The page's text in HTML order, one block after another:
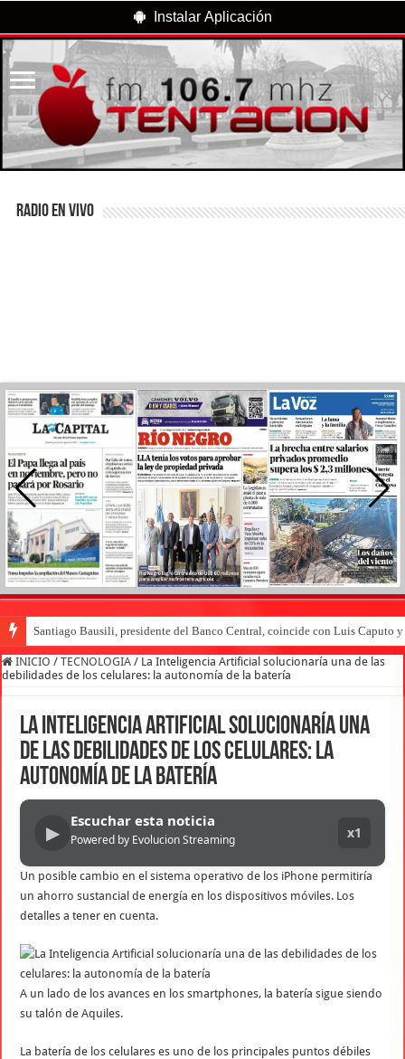
Instalar Aplicación
RADIO EN VIVO
Santiago Bausili, presidente del Banco Central, coincide con Luis Caputo
INICIO / TECNOLOGIA / La Inteligencia Artificial solucionaría una de las
debilidades de los celulares: la autonomía de la batería
La Inteligencia Artificial solucionaría una
de las debilidades de los celulares: la
autonomía de la batería
▶
Escuchar esta noticia
Powered by Evolucion Streaming x1
Un posible cambio en el sistema operativo de los iPhone permitiría
un ahorro sustancial de energía en los dispositivos móviles. Los
detalles a tener en cuenta.
A un lado de los avances en los smartphones, la batería sigue siendo
su talón de Aquiles.
La batería de los celulares es uno de los principales puntos débiles